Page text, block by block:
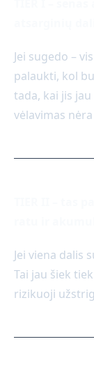
Jei sugedo –
palaukti, kol
tada, kai jis
vėlavimas
Jei viena dalis
Tai jau šiek
rizikuoji